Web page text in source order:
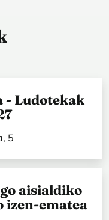
- Ludotekak
5
aisialdiko
izen-ematea